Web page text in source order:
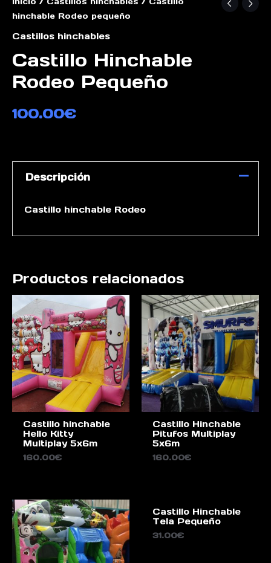
hinchable Rodeo pequeño
Castillos hinchables
Castillo Hinchable
Rodeo Pequeño
100.00€
Descripción
Castillo hinchable Rodeo
Productos relacionados
Castillo hinchable
Hello Kitty
Multiplay 5x6m
160.00€
Castillo Hinchable
Pitufos Multiplay
5x6m
160.00€
Castillo Hinchable
Tela Pequeño
31.00€